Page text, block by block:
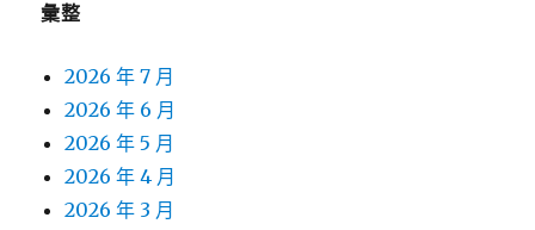
彙整
2026 年 7 月
2026 年 6 月
2026 年 5 月
2026 年 4 月
2026 年 3 月